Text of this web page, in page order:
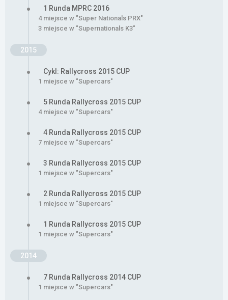
1 Runda MPRC 2016
4 miejsce w "Super Nationals PRX"
3 miejsce w "Supernationals K3"
2015
Cykl: Rallycross 2015 CUP
1 miejsce w "Supercars"
5 Runda Rallycross 2015 CUP
4 miejsce w "Supercars"
4 Runda Rallycross 2015 CUP
7 miejsce w "Supercars"
3 Runda Rallycross 2015 CUP
1 miejsce w "Supercars"
2 Runda Rallycross 2015 CUP
1 miejsce w "Supercars"
1 Runda Rallycross 2015 CUP
1 miejsce w "Supercars"
2014
7 Runda Rallycross 2014 CUP
1 miejsce w "Supercars"